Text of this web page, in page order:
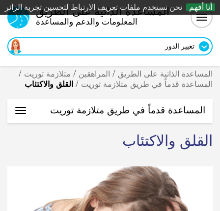
نحن نستخدم ملفات تعريف الارتباط لتحسين تجربة الزائر أنا أفهم المساعدة الذاتية على الطريق
المعلومات والدعم والمساعدة
تغيير الدور
المساعدة الذاتية على الطريق / المراهقين / متلازمة توريت /
المساعدة قدماً في طريق متلازمة توريت / القلق والاكتئاب
المساعدة قدماً في طريق متلازمة توريت
القلق والاكتئاب